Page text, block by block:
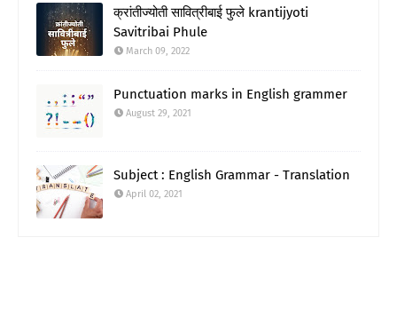
क्रांतीज्योती सावित्रीबाई फुले krantijyoti
Savitribai Phule
March 09, 2022
Punctuation marks in English grammer
August 29, 2021
Subject : English Grammar - Translation
April 02, 2021